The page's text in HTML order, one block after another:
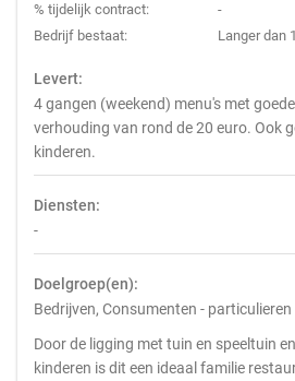
% tijdelijk contract:
-
Bedrijf bestaat:
Langer dan
Levert:
4 gangen (weekend) menu's met
verhouding van rond de 20 euro. Ook
kinderen.
Diensten:
-
Doelgroep(en):
Bedrijven, Consumenten - particulieren
Door de ligging met tuin en speeltuin
kinderen is dit een ideaal familie